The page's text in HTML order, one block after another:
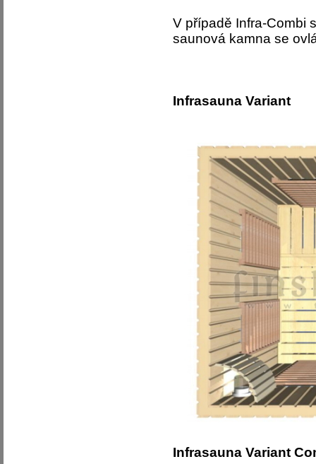
V případě Infra-Combi
saunová kamna se
Infrasauna Variant
Infrasauna Variant